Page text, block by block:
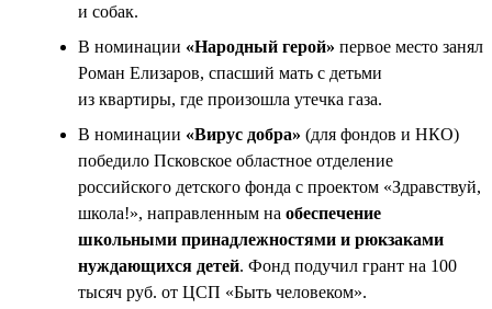
и собак.
В номинации «Народный герой» первое место занял
Роман Елизаров, спасший мать с детьми
из квартиры, где произошла утечка газа.
В номинации «Вирус добра» (для фондов и НКО)
победило Псковское областное отделение
российского детского фонда с проектом «Здравствуй,
школа!», направленным на обеспечение
школьными принадлежностями и рюкзаками
нуждающихся детей. Фонд подучил грант на 100
тысяч руб. от ЦСП «Быть человеком».